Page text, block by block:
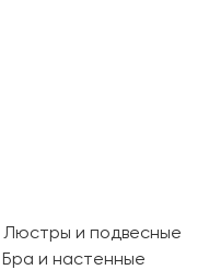
Люстры и подвесные
Бра и настенные